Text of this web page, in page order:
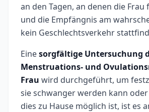
an den Tagen, an denen die
und die Empfängnis am
kein Geschlechtsverkehr
Einesorgfältige Untersuchung
Menstruations- und
Frau wird durchgeführt, um
sie schwanger werden kann
dies zu Hause möglich ist, ist es